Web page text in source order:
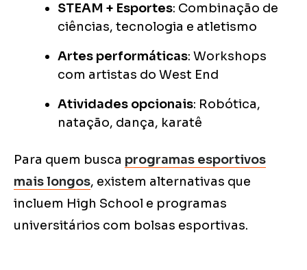
STEAM + Esportes: Combinação de
ciências, tecnologia e atletismo
Artes performáticas: Workshops
com artistas do West End
Atividades opcionais: Robótica,
natação, dança, karatê
Para quem busca programas esportivos
mais longos, existem alternativas que
incluem High School e programas
universitários com bolsas esportivas.